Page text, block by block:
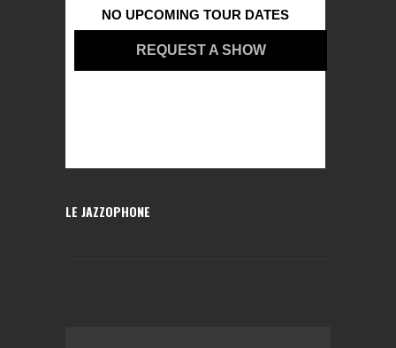
NO UPCOMING TOUR DATES
REQUEST A SHOW
LE JAZZOPHONE